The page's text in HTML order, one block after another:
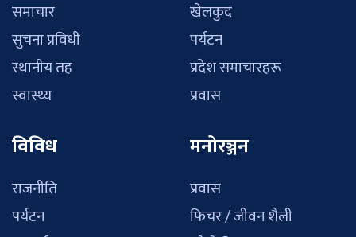
समाचार
सुचना प्रविधी
स्थानीय तह
स्वास्थ्य
खेलकुद
पर्यटन
प्रदेश समाचारहरू
प्रवास
विविध
राजनीति
पर्यटन
मनोरञ्जन
प्रवास
फिचर / जीवन शैली